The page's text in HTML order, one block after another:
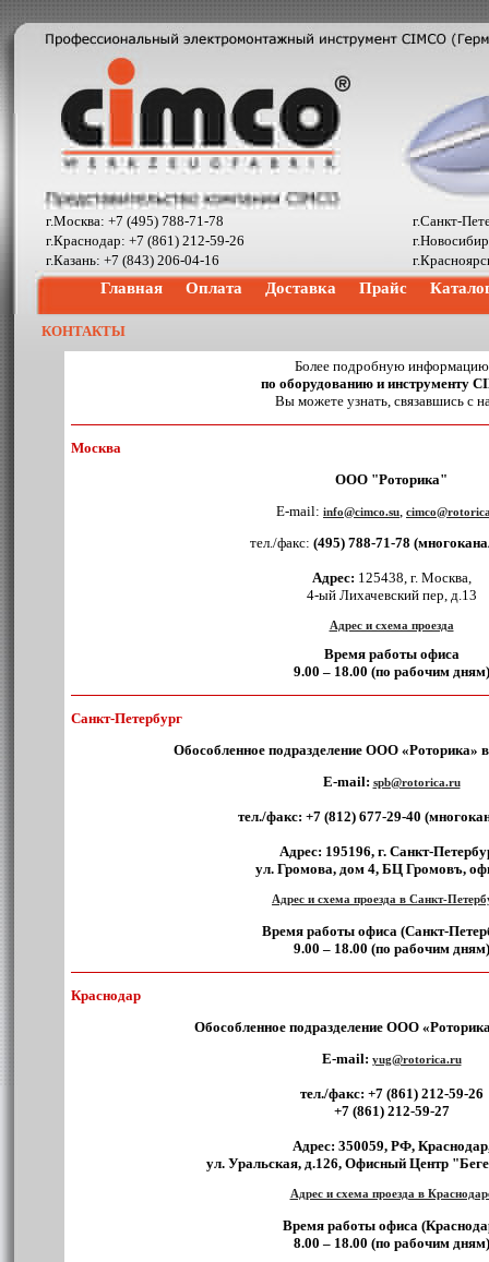
г.Москва: +7 (495) 788-71-78
г.Санкт-
г.Краснодар: +7 (861) 212-59-26
г.Казань: +7 (843) 206-04-16
Главная Оплата Доставка Прайс
КОНТАКТЫ
Более подробную информацию
по оборудованию и инструменту
Вы можете узнать, связавшись с
Москва
ООО "Роторика"
E-mail: info@cimco.su,
тел./факс: (495) 788-71-78
Адрес: 125438, г. Москва,
4-ый Лихачевский пер, д.13
Адрес и схема проезда
Время работы офиса
9.00 – 18.00 (по рабочим дням)
Санкт-Петербург
Обособленное подразделение ООО «Роторика»
E-mail: spb@rotorica.ru
тел./факс: +7 (812) 677-29-40
Адрес: 195196, г. Санкт-
ул. Громова, дом 4, БЦ Громовъ,
Адрес и схема проезда в Санкт-
Время работы офиса (Санкт-
9.00 – 18.00 (по рабочим дням)
Краснодар
Обособленное подразделение ООО
E-mail: yug@rotorica.ru
тел./факс: +7 (861) 212-59-26
+7 (861) 212-59-27
Адрес: 350059, РФ,
ул. Уральская, д.126, Офисный Центр
Адрес и схема проезда в
Время работы офиса
8.00 – 18.00 (по рабочим дням)